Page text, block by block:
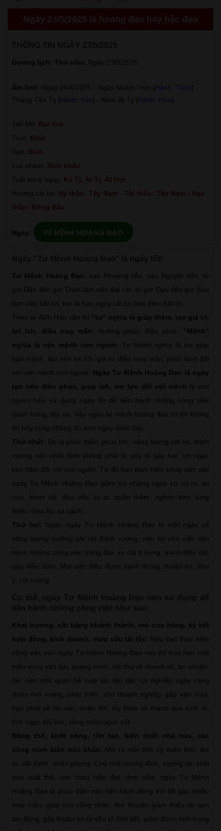
Ngày 23/5/2025 là hoàng đạo hay hắc đạo
Dương lịch: Thứ năm , Ngày 23/5/2025
Âm lịch: Ngày 26/4/2025 - Ngày Nhâm Thìn [ Hành: Thủy
] -
Tháng Tân Tỵ [ Hành: Kim ] - Năm Ất Tỵ [ Hành: Hỏa
Tiết khí: Đại thử
Trực: Định
Sao: Bích
Lục nhâm: Xích khẩu
Tuổi xung ngày: Kỷ Tị, Ất Tị, Ất Hợi
Hướng cát lợi: Hỷ thần: Tây Nam - Tài thần: Tây Nam - Hạc
thần: Đông Bắc
Ngày: TƯ MỆNH HOÀNG ĐẠO
Tư Mệnh Hoàng Đạo : sao Phượng liễu, sao Nguyệt tiên, từ
giờ Dần đến giờ Thân làm việc đại cát, từ giờ Dậu đến giờ Sửu
làm việc bất lợi, tức là ban ngày cát lợi ban đêm bất lợi.
Theo từ điển Hán văn thì “tư” nghĩa là giúp thêm, tạo giá trị,
lợi ích, điều may mắn
, hưởng phúc, điều phúc. “Mệnh”
nghĩa là vận mệnh con người
. Tư Mệnh nghĩa là trợ giúp
bản mệnh, tạo nên lợi ích, giá trị, điều may mắn, phúc lành đối
với vận mệnh con người. Ngày Tư Mệnh Hoàng Đạo là ngày
tạo nên điều phúc, giúp ích, trợ lực đối với mệnh lý con
người nếu sử dụng ngày đó để tiến hành những công việc
quan trọng, đại sự. Vậy ngày tư mệnh hoàng đạo có tốt không
thì hãy cùng chúng tôi xem ngay dưới đây.
Thứ nhất: Do là phúc thần, phúc khí, năng lượng cát lợi, thịnh
vượng nên nhất định không phải là yếu tố gây hại, trở ngại,
kìm hãm đối với con người. Từ đó bạn thực hiện công việc vào
ngày Tư Mệnh Hoàng Đạo giảm trừ những nguy cơ rủi ro, tai
họa, bệnh tật, đau yếu, bi ai, buồn thảm, nghèo khó, túng
thiếu, chia lìa, xa cách...
Thứ hai:
Ngày ngày Tư Mệnh Hoàng Đạo là một ngày có
năng lượng trường khí rất thịnh vượng, nên lợi cho việc tiến
hành những công việc trọng đại, xu cát tị hung, tránh điều dữ,
gặp điều lành. Mọi việc điều được hanh thông, thuận lợi, như
ý, cát tường
Khai trương, cắt băng khánh thành, mở cửa hàng, ký kết
hợp đồng, kinh doanh, mưu cầu tài lộc: Nếu bạn thực hiện
công việc vào ngày Tư Mệnh Hoàng Đạo này thì hứa hẹn một
triển vọng xán lạn, quang minh, bội thu về doanh số, lợi nhuận,
tạo nên mối quan hệ hợp tác lâu dài, cơ nghiệp ngày càng
được mở mang, phát triển, chủ doanh nghiệp gặp vận may,
bạo phát về tài sản, nhân đôi, lũy thừa về thành quả kinh tế,
tích ngọc dôi kim, vàng chôn ngọc cất
Động thổ, khởi công, tôn tạo, kiến thiết nhà cửa, các
công trình kiến trúc khác:
Mở ra một thời kỳ thiên linh, địa
tú, vật thịnh, nhân phong. Chủ nhà vượng đinh, vượng tài, vinh
hoa xuất thế, con cháu hiển đạt. Hơn nữa, ngày Tư Mệnh
Hoàng Đạo là phúc thần nên tiến hành động thổ tất gặp nhiều
may mắn, giúp cho công nhân, thợ thuyền giảm thiểu tai nạn
lao động, gặp thuận lợi từ yếu tố thời tiết, giảm được tình trạng